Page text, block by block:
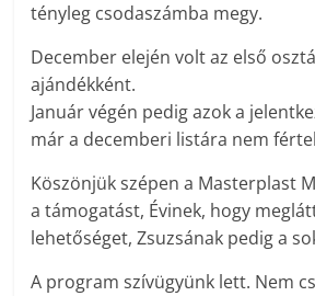
tényleg csodaszámba megy.
December elején volt az első
ajándékként.
Január végén pedig azok a
már a decemberi listára nem
Köszönjük szépen a Masterplast
a támogatást, Évinek, hogy
lehetőséget, Zsuzsának pedig a
A program szívügyünk lett. Nem